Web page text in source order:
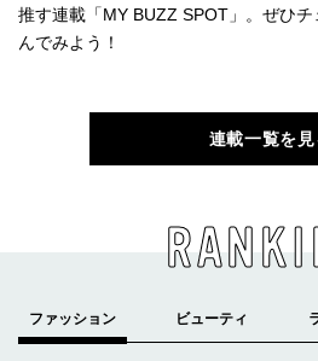
推す連載「MY BUZZ SPOT」。ぜひ
んでみよう！
連載一覧を見